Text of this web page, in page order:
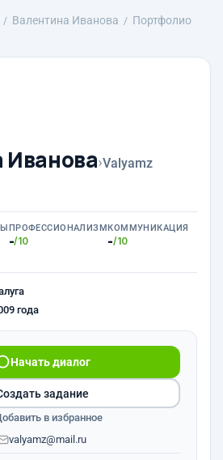
Валентина Иванова
Портфолио
Иванова›Valyamz
ПРОФЕССИОНАЛИЗМ
-/10
КОММУНИКАЦИЯ
-/10
года
Начать диалог
valyamz@mail.ru
задание
в избранное